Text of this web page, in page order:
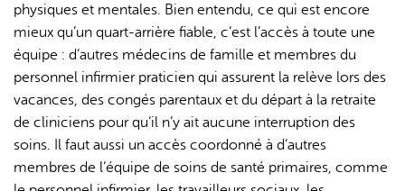
physiques et mentales. Bien entendu, ce qui est encore
mieux qu’un quart-arrière fiable, c’est l’accès à toute une
équipe : d’autres médecins de famille et membres du
personnel infirmier praticien qui assurent la relève lors des
vacances, des congés parentaux et du départ à la retraite
de cliniciens pour qu’il n’y ait aucune interruption des
soins. Il faut aussi un accès coordonné à d’autres
membres de l’équipe de soins de santé primaires, comme